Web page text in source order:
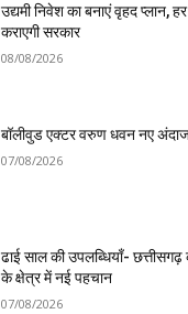
उद्यमी निवेश का बनाएं वृहद प्लान,
कराएगी सरकार
08/08/2026
बॉलीवुड एक्टर वरुण धवन नए
07/08/2026
ढाई साल की उपलब्धियाँ-
के क्षेत्र में नई पहचान
07/08/2026